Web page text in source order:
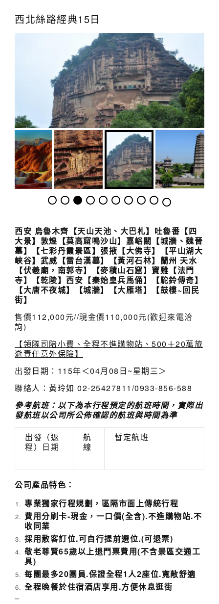
西北絲路經典15日
西安 烏魯木齊【天山天池、大巴札】吐魯番【四
大景】敦煌【莫高窟鳴沙山】 嘉峪關【城牆 、魏晉
墓】
【七彩丹霞景區】 張掖【大佛寺】【平山湖大
峽谷】 武威【雷台漢墓】【黃河石林】蘭州 天水
【伏羲廟，南郭寺】
【麥積山石窟】寶雞【法門
寺】【乾陵】西安 【秦始皇兵馬俑】
【駝鈴傳奇】
【大唐不夜城】【城牆】【大雁塔】【鼓樓~回民
街】
售價112,000元//現金價110,000元(歡迎來電洽
詢)
【領隊司陪小費、全程不進購物站、500＋20萬旅
遊責任意外保險】
出發日期：115年＜04月08日~星期三＞
聯絡人：黃玲如 02-25427811/0933-856-588
參考航班： 以下為本行程預定的航班時間，實際出
發航班以公司所公佈確認的航班與時間為準
出發（返
程）日期
航
線
暫定航班
04/08(三)
松
山/
海
浦
東/
魯
木
齊
1830/2355
公司產品特色：
專業獨家行程規劃，區隔市面上傳統行程
費用分刷卡-現金，一口價(全含).不進購物站.不
收同業
採用散客訂位.可自行提前選位.(可退票)
敬老尊賢65歲以上退門票費用(不含景區交通工
具)
每團最多20團員.保證全程1人2座位.寬敞舒適
全程晚餐於住宿酒店享用.方便休息逛街
–